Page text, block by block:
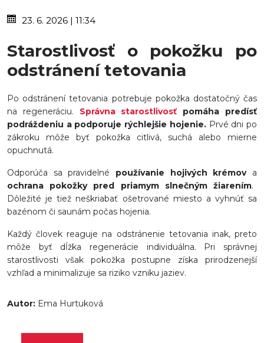
23. 6. 2026 | 11:34
Starostlivosť o pokožku po
odstránení tetovania
Po odstránení tetovania potrebuje pokožka dostatočný čas
na regeneráciu. Správna starostlivosť pomáha predísť
podráždeniu a podporuje rýchlejšie hojenie.Prvé dni po
zákroku môže byť pokožka citlivá, suchá alebo mierne
opuchnutá.
Odporúča sa pravidelné používanie hojivých krémov a
ochrana pokožky pred priamym slnečným žiarením.
Dôležité je tiež neškriabať ošetrované miesto a vyhnúť sa
bazénom či saunám počas hojenia.
Každý človek reaguje na odstránenie tetovania inak, preto
môže byť dĺžka regenerácie individuálna. Pri správnej
starostlivosti však pokožka postupne získa prirodzenejší
vzhľad a minimalizuje sa riziko vzniku jaziev.
Autor: Ema Hurtuková